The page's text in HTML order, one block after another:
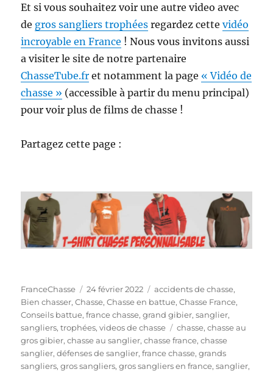
Et si vous souhaitez voir une autre video avec
de gros sangliers trophées regardez cettevidéo
incroyable en France ! Nous vous invitons aussi
a visiter le site de notre partenaire
ChasseTube.fr et notamment la page « Vidéo de
chasse » (accessible à partir du menu principal)
pour voir plus de films de chasse !
Partagez cette page :
A
u
t
e
u
r
FranceChasse
P
u
b
l
i
é
l
24 février 2022
C
a
t
é
g
o
r
accidents de chasse,
Bien chasser,Chasse,Chasse en battue,Chasse France,
Conseils battue,france chasse,grand gibier,sanglier,
sangliers,trophées,videos de chasse
É
t
i
q
chasse,chasse au
gros gibier,chasse au sanglier,chasse france,chasse
sanglier,défenses de sanglier,france chasse,grands
sangliers,gros sangliers,gros sangliers en france,sanglier,